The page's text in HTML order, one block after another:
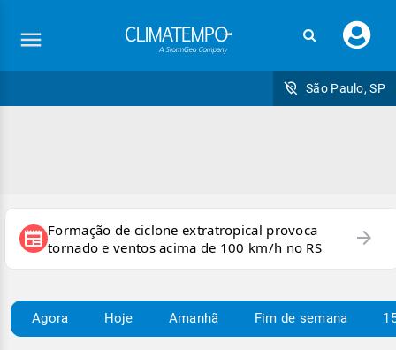
seu
São Paulo, SP
newspaper Formação de ciclone extratropical provoca
tornado e ventos acima de 100 km/h no RS
arrow_forward
Agora Hoje Amanhã Fim de semana